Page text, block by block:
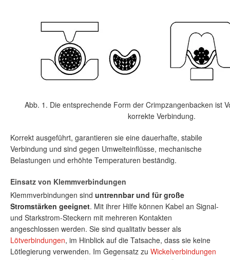
Abb. 1. Die entsprechende Form der Crimpzangenbacken ist
korrekte Verbindung.
Korrekt ausgeführt, garantieren sie eine dauerhafte, stabile
Verbindung und sind gegen Umwelteinflüsse, mechanische
Belastungen und erhöhte Temperaturen beständig.
Einsatz von Klemmverbindungen
Klemmverbindungen sind untrennbar und für große
Stromstärken geeignet. Mit ihrer Hilfe können Kabel an Signal-
und Starkstrom-Steckern mit mehreren Kontakten
angeschlossen werden. Sie sind qualitativ besser als
Lötverbindungen, im Hinblick auf die Tatsache, dass sie keine
Lötlegierung verwenden. Im Gegensatz zu Wickelverbindungen